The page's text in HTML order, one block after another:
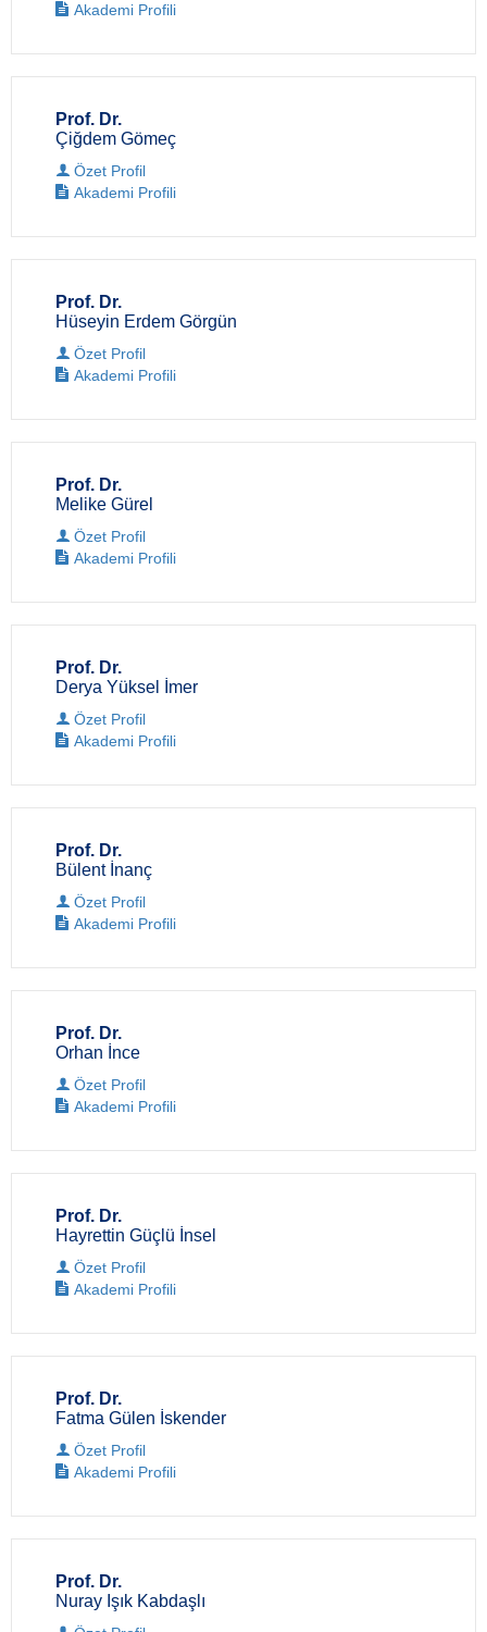
Akademi Profili
Prof. Dr.
Çiğdem Gömeç
Özet Profil
Akademi Profili
Prof. Dr.
Hüseyin Erdem Görgün
Özet Profil
Akademi Profili
Prof. Dr.
Melike Gürel
Özet Profil
Akademi Profili
Prof. Dr.
Derya Yüksel İmer
Özet Profil
Akademi Profili
Prof. Dr.
Bülent İnanç
Özet Profil
Akademi Profili
Prof. Dr.
Orhan İnce
Özet Profil
Akademi Profili
Prof. Dr.
Hayrettin Güçlü İnsel
Özet Profil
Akademi Profili
Prof. Dr.
Fatma Gülen İskender
Özet Profil
Akademi Profili
Prof. Dr.
Nuray Işık Kabdaşlı